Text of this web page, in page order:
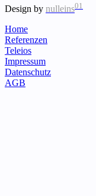
Design by nulleins01
Home
Referenzen
Teleios
Impressum
Datenschutz
AGB